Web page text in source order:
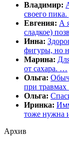
Владимир:
своего
Евгения: А
сладкое)
Инна:
фигуры, но
Марина:
от сахара. …
Ольга:
при
Ольга:
Иринка:
тоже нужна
Архив